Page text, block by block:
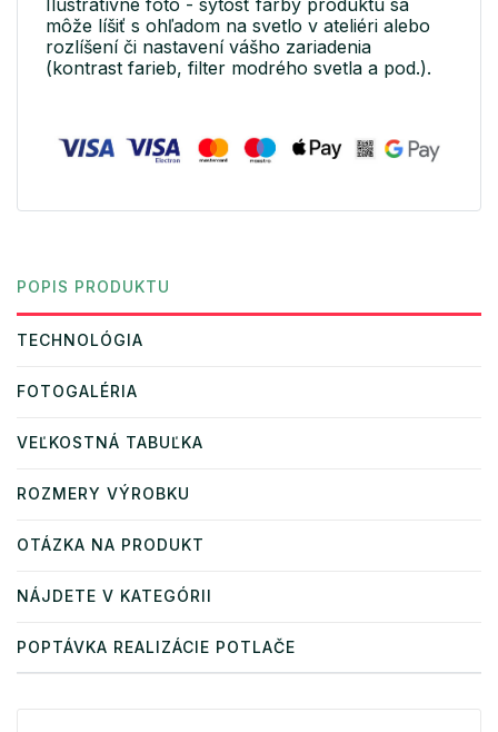
Ilustratívne foto - sýtosť farby produktu sa
môže líšiť s ohľadom na svetlo v ateliéri alebo
rozlíšení či nastavení vášho zariadenia
(kontrast farieb, filter modrého svetla a pod.).
POPIS PRODUKTU
TECHNOLÓGIA
FOTOGALÉRIA
VEĽKOSTNÁ TABUĽKA
ROZMERY VÝROBKU
OTÁZKA NA PRODUKT
NÁJDETE V KATEGÓRII
POPTÁVKA REALIZÁCIE POTLAČE